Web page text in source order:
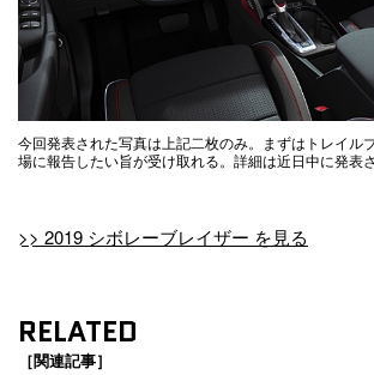
今回発表された写真は上記二枚のみ。まずはトレイル
場に報告したい旨が受け取れる。詳細は近日中に発表
>> 2019 シボレーブレイザー を見る
RELATED
［関連記事］